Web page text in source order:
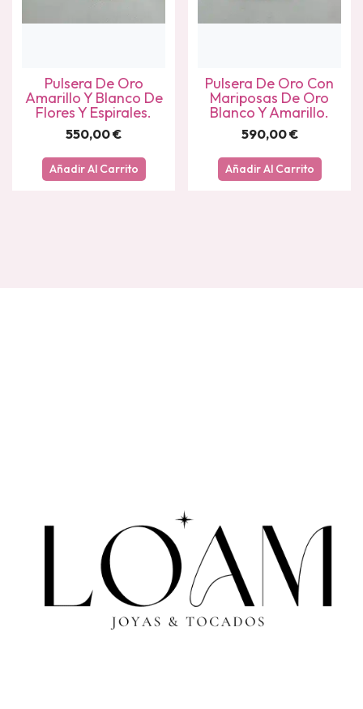
Pulsera De Oro
Amarillo Y Blanco De
Flores Y Espirales.
550,00€
Añadir Al Carrito
Pulsera De Oro Con
Mariposas De Oro
Blanco Y Amarillo.
590,00€
Añadir Al Carrito